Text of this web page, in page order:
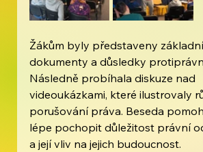
Žákům byly představeny
dokumenty a důsledky
Následně probíhala diskuze nad
videoukázkami, které ilustrovaly
porušování práva. Beseda
lépe pochopit důležitost právní
a její vliv na jejich budoucnost.